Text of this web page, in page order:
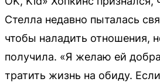
Стелла недавно пыталась
чтобы наладить отношения,
получила. «Я желаю ей
тратить жизнь на обиду.